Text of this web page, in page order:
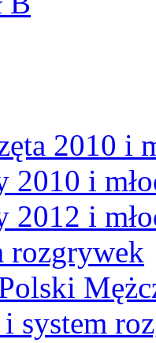
2010 i
2010 i
2012 i
rozgrywek
system